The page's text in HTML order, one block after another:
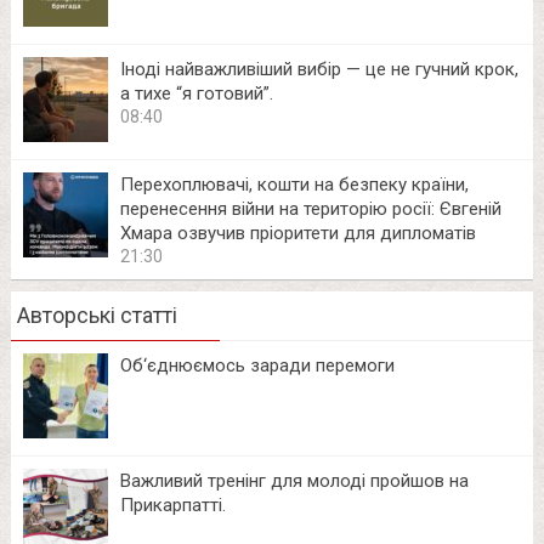
Іноді найважливіший вибір — це не гучний крок,
а тихе “я готовий”.
08:40
Перехоплювачі, кошти на безпеку країни,
перенесення війни на територію росії: Євгеній
Хмара озвучив пріоритети для дипломатів
21:30
Авторські статті
Об‘єднюємось заради перемоги
Важливий тренінг для молоді пройшов на
Прикарпатті.